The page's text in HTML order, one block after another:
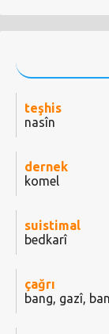
teşhis
nasîn
dernek
komel
suistimal
bedkarî
çağrı
bang, gazî,